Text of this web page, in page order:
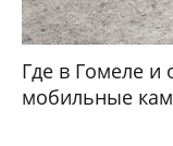
Где в Гомеле и
мобильные